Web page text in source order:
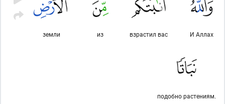
И Аллах
взрастил вас
из
земли
подобно растениям.